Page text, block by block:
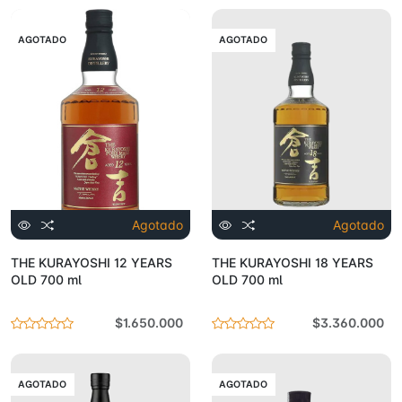
AGOTADO
Agotado
THE KURAYOSHI 12 YEARS
OLD 700 ml
$1.650.000
AGOTADO
Agotado
THE KURAYOSHI 18 YEARS
OLD 700 ml
$3.360.000
AGOTADO AGOTADO